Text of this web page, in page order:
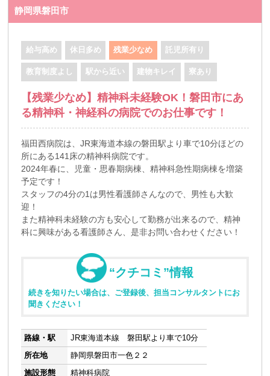
静岡県磐田市
給与高め 休日多め 残業少なめ 託児所有り
教育制度よし 駅から近い 建物キレイ 寮あり
【残業少なめ】精神科未経験OK！磐田市にあ
る精神科・神経科の病院でのお仕事です！
福田西病院は、JR東海道本線の磐田駅より車で10分ほどの
所にある141床の精神科病院です。
2024年春に、児童・思春期病棟、精神科急性期病棟を増築
予定です！
スタッフの4分の1は男性看護師さんなので、男性も大歓
迎！
また精神科未経験の方も安心して勤務が出来るので、精神
科に興味がある看護師さん、是非お問い合わせください！
“クチコミ”情報
続きを知りたい場合は、ご登録後、担当コンサルタントにお
聞きください！
路線・駅
JR東海道本線 磐田駅より車で10分
所在地
静岡県磐田市一色２２
施設形態
精神科病院